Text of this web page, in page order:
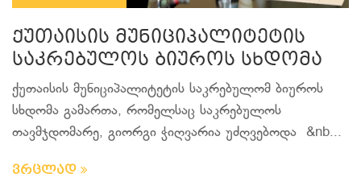
ქუთაისის მუნიციპალიტეტის
საკრებულოს ბიუროს სხდომა
ქუთაისის მუნიციპალიტეტის საკრებულომ ბიუროს
სხდომა გამართა, რომელსაც საკრებულოს
თავმჯდომარე, გიორგი ჭიღვარია უძღვებოდა &nb...
ვრცლად